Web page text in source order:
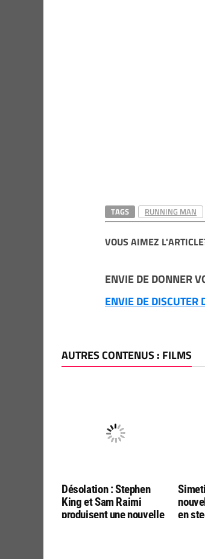
TAGS RUNNING MAN
VOUS AIMEZ
ENVIE DE DONNER
ENVIE DE
AUTRES CONTENUS : FILMS
Désolation : Stephen
King et Sam Raimi
produisent une nouvelle
en